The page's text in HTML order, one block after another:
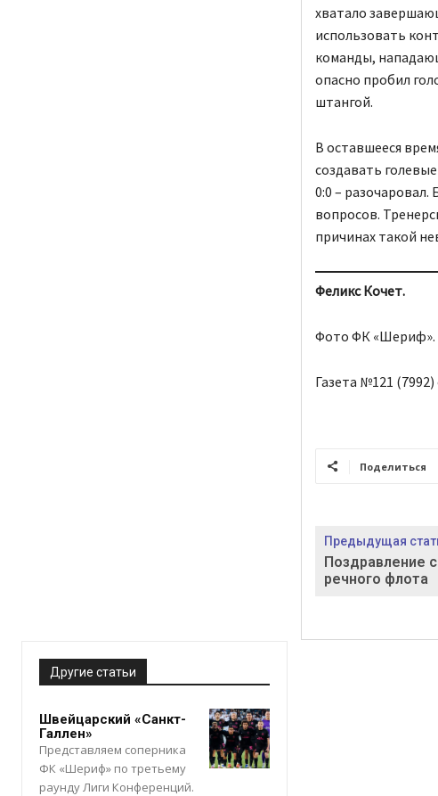
хватало
использовать
команды,
опасно пробил
штангой.
В оставшееся
создавать
0:0 – разочаровал.
вопросов.
причинах такой
Феликс Кочет.
Фото ФК «Шериф».
Газета №121 (7992)
Поделиться
Предыдущая
Поздравление
речного флота
Другие статьи
Швейцарский «Санкт-
Галлен»
Представляем соперника
ФК «Шериф» по третьему
раунду Лиги Конференций.